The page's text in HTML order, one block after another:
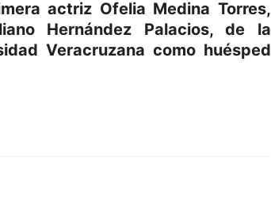
actriz Ofelia Medina Torres,
Hernández Palacios, de la
Veracruzana como huésped